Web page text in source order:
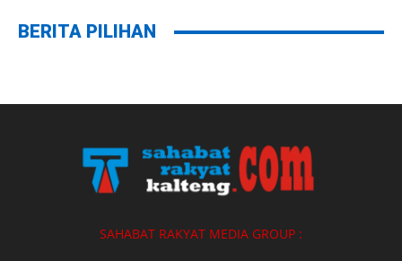
BERITA PILIHAN
SAHABAT RAKYAT MEDIA GROUP :